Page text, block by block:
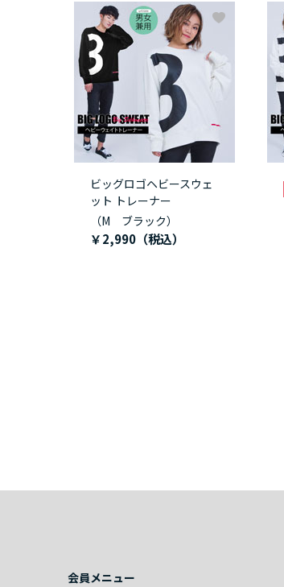
ビッグロゴヘビースウェ
ット トレーナー
（M ブラック）
￥2,990
会員メニュー